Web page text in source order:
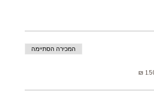
המכירה הסתיימה